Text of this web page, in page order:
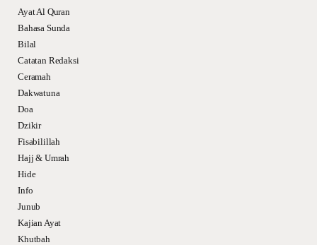
Ayat Al Quran
Bahasa Sunda
Bilal
Catatan Redaksi
Ceramah
Dakwatuna
Doa
Dzikir
Fisabilillah
Hajj & Umrah
Hide
Info
Junub
Kajian Ayat
Khutbah